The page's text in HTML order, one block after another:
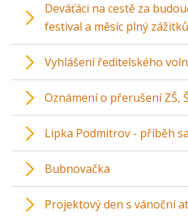
Deváťáci na cestě za
festival a měsíc plný zážitků
Vyhlášení ředitelského
Oznámení o přerušení ZŠ,
Lipka Podmitrov - příběh
Bubnovačka
Projektový den s vánoční